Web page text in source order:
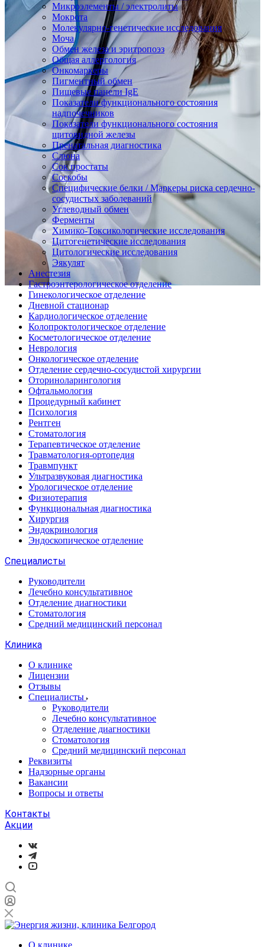
Микроэлементы / электролиты
Мокрота
Молекулярно-генетические исследования
Моча
Обмен железа и эритропоэз
Общая аллергология
Онкомаркеры
Пигментный обмен
Пищевые панели IgE
Показатели функционального состояния
надпочечников
Показатели функционального состояния
щитовидной железы
Пренатальная диагностика
Слюна
Сок простаты
Соскобы
Специфические белки / Маркеры риска сердечно-
сосудистых заболеваний
Углеводный обмен
Ферменты
Химико-Токсикологические исследования
Цитогенетические исследования
Цитологические исследования
Эякулят
Анестезия
Гастроэнтерологическое отделение
Гинекологическое отделение
Дневной стационар
Кардиологическое отделение
Колопроктологическое отделение
Косметологическое отделение
Неврология
Онкологическое отделение
Отделение сердечно-сосудистой хирургии
Оториноларингология
Офтальмология
Процедурный кабинет
Психология
Рентген
Стоматология
Терапевтическое отделение
Травматология-ортопедия
Травмпункт
Ультразвуковая диагностика
Урологическое отделение
Физиотерапия
Функциональная диагностика
Хирургия
Эндокринология
Эндоскопическое отделение
Специалисты
Руководители
Лечебно консультативное
Отделение диагностики
Стоматология
Средний медицинский персонал
Клиника
О клинике
Лицензии
Отзывы
Специалисты
Руководители
Лечебно консультативное
Отделение диагностики
Стоматология
Средний медицинский персонал
Реквизиты
Надзорные органы
Вакансии
Вопросы и ответы
Контакты
Акции
О клинике